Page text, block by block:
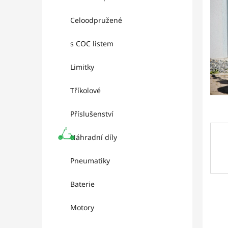
Celoodpružené
s COC listem
Limitky
Tříkolové
Příslušenství
Náhradní díly
Pneumatiky
Baterie
Motory